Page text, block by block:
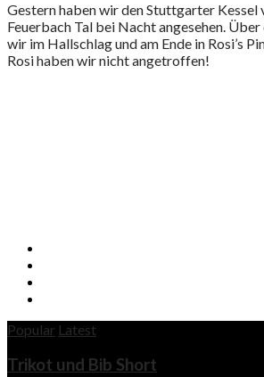
Gestern haben wir den Stuttgarter Kessel
Feuerbach Tal bei Nacht angesehen.
wir im Hallschlag und am Ende in Rosi’s
Rosi haben wir nicht angetroffen!
Popular Latest
Trikot und Bib Short